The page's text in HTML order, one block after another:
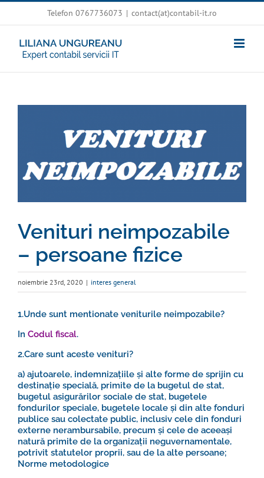
to
content
Telefon 0767736073 | contact(at)contabil-it.ro
Venituri neimpozabile
– persoane fizice
noiembrie 23rd, 2020 | interes general
1.Unde sunt mentionate veniturile neimpozabile?
In Codul fiscal.
2.Care sunt aceste venituri?
a) ajutoarele, indemnizațiile și alte forme de sprijin cu
destinație specială, primite de la bugetul de stat,
bugetul asigurărilor sociale de stat, bugetele
fondurilor speciale, bugetele locale și din alte fonduri
publice sau colectate public, inclusiv cele din fonduri
externe nerambursabile, precum și cele de aceeași
natură primite de la organizații neguvernamentale,
potrivit statutelor proprii, sau de la alte persoane;
Norme metodologice